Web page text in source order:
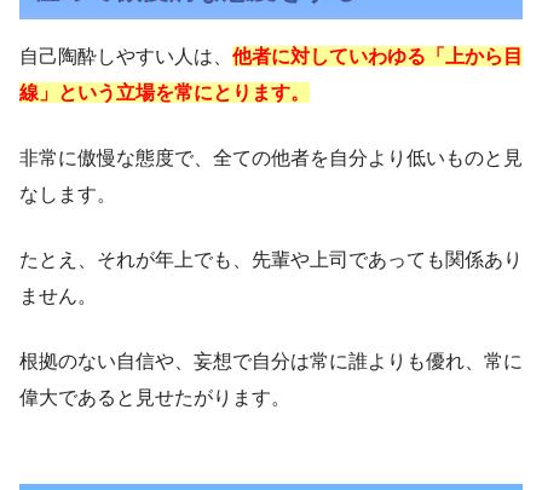
自己陶酔しやすい人は、 他者に対していわゆる「上から目
線」という立場を常にとります。
非常に傲慢な態度で、全ての他者を自分より低いものと見
なします。
たとえ、それが年上でも、先輩や上司であっても関係あり
ません。
根拠のない自信や、妄想で自分は常に誰よりも優れ、常に
偉大であると見せたがります。